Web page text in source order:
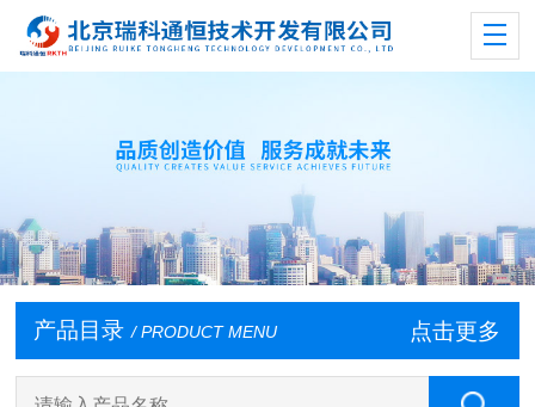
产品目录 / PRODUCT MENU 点击更多